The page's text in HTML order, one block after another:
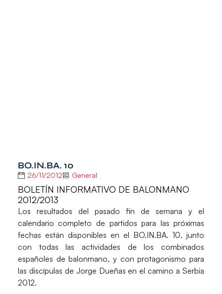
BO.IN.BA. 10
26/11/2012 General
BOLETÍN INFORMATIVO DE BALONMANO
2012/2013
Los resultados del pasado fin de semana y el
calendario completo de partidos para las próximas
fechas están disponibles en el BO.IN.BA. 10, junto
con todas las actividades de los combinados
españoles de balonmano, y con protagonismo para
las discípulas de Jorge Dueñas en el camino a Serbia
2012.